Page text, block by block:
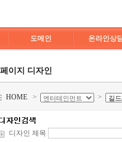
도메인 온라인상
이지 디자인
HOME > >
디자인 제목